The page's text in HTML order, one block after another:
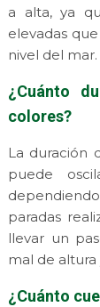
a alta, ya
elevadas
nivel del mar.
¿Cuánto
colores?
La duración
puede
paradas
llevar un
mal de
¿Cuánto